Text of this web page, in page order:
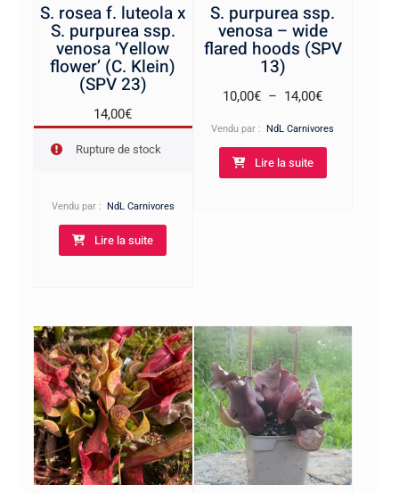
S. rosea f. luteola x
S. purpurea ssp.
venosa ‘Yellow
flower’ (C. Klein)
(SPV 23)
14,00€
Rupture de stock
Vendu par : NdL Carnivores
Lire la suite
S. purpurea ssp.
venosa – wide
flared hoods (SPV
13)
10,00€ – 14,00€Plage
Vendu par : NdL Carnivores
Lire la suite